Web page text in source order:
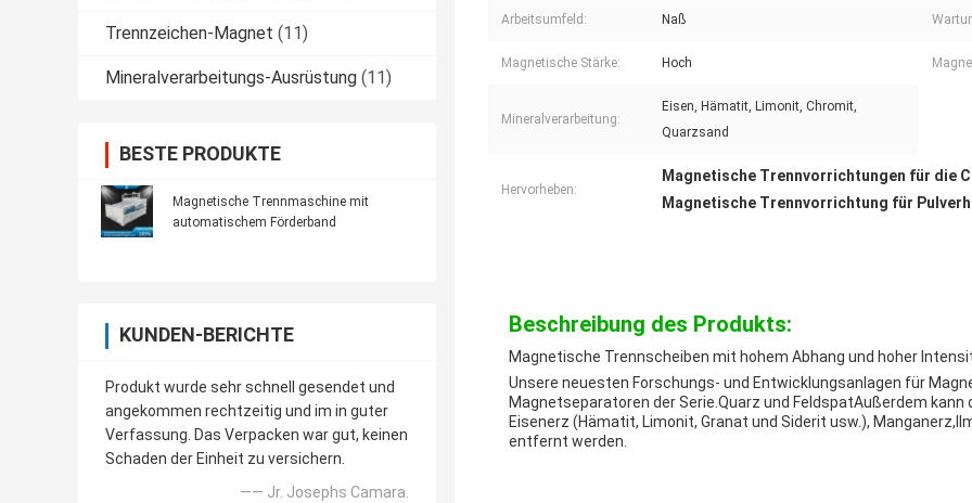
Trennzeichen-Magnet (11)
Mineralverarbeitungs-Ausrüstung (11)
BESTE PRODUKTE
Magnetische Trennmaschine mit
automatischem Förderband
KUNDEN-BERICHTE
Produkt wurde sehr schnell gesendet und
angekommen rechtzeitig und im in guter
Verfassung. Das Verpacken war gut, keinen
Schaden der Einheit zu versichern.
—— Jr. Josephs Camara.
Arbeitsumfeld: Naß
Magnetische Stärke: Hoch
Mineralverarbeitung:
Eisen, Hämatit, Limonit, Chromit,
Quarzsand
Hervorheben:
Magnetische Trennvorrichtungen für die
Magnetische Trennvorrichtung für
Beschreibung des Produkts:
Magnetische Trennscheiben mit hohem Abhang und hoher
Unsere neuesten Forschungs- und Entwicklungsanlagen für
Magnetseparatoren der Serie.Quarz und FeldspatAußerdem
Eisenerz (Hämatit, Limonit, Granat und Siderit usw.),
entfernt werden.